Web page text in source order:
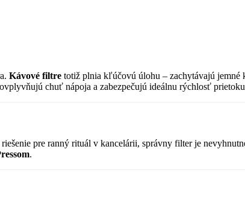
Kávové filtre totiž plnia kľúčovú úlohu – zachytávajú jemné
chuť nápoja a zabezpečujú ideálnu rýchlosť
pre ranný rituál v kancelárii, správny filter je
.